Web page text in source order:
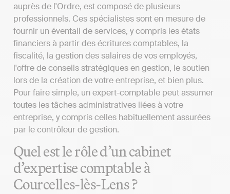
auprès de l'Ordre, est composé de plusieurs
professionnels. Ces spécialistes sont en mesure de
fournir un éventail de services, y compris les états
financiers à partir des écritures comptables, la
fiscalité, la gestion des salaires de vos employés,
l'offre de conseils stratégiques en gestion, le soutien
lors de la création de votre entreprise, et bien plus.
Pour faire simple, un expert-comptable peut assumer
toutes les tâches administratives liées à votre
entreprise, y compris celles habituellement assurées
par le contrôleur de gestion.
Quel est le rôle d’un cabinet
d’expertise comptable à
Courcelles-lès-Lens ?